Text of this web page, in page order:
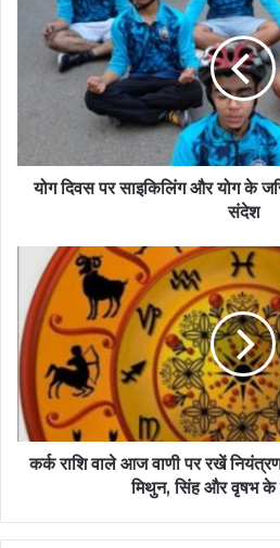
योग दिवस पर साइकिलिंग और योग के
संदेश
कर्क राशि वाले आज वाणी पर रखें
मिथुन, सिंह और वृषभ के